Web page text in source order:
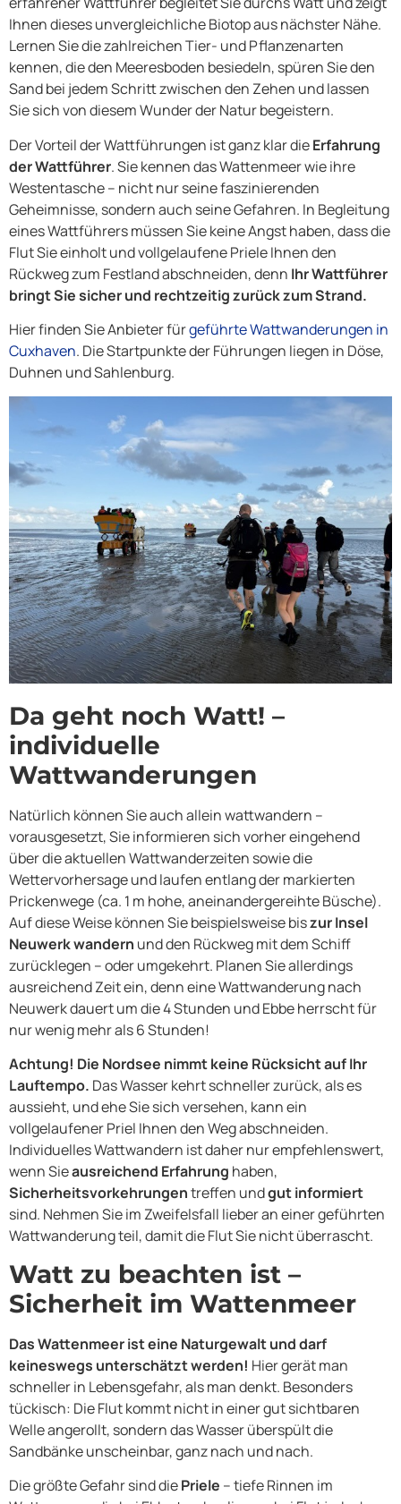
Ihnen dieses unvergleichliche Biotop aus nächster Nähe.
Lernen Sie die zahlreichen Tier- und Pflanzenarten
kennen, die den Meeresboden besiedeln, spüren Sie den
Sand bei jedem Schritt zwischen den Zehen und lassen
Sie sich von diesem Wunder der Natur begeistern.
Der Vorteil der Wattführungen ist ganz klar dieErfahrung
der Wattführer. Sie kennen das Wattenmeer wie ihre
Westentasche – nicht nur seine faszinierenden
Geheimnisse, sondern auch seine Gefahren. In Begleitung
eines Wattführers müssen Sie keine Angst haben, dass die
Flut Sie einholt und vollgelaufene Priele Ihnen den
Rückweg zum Festland abschneiden, denn Ihr Wattführer
bringt Sie sicher und rechtzeitig zurück zum Strand.
Hier finden Sie Anbieter fürgeführte Wattwanderungen in
Cuxhaven. Die Startpunkte der Führungen liegen in Döse,
Duhnen und Sahlenburg.
Da geht noch Watt! –
individuelle
Wattwanderungen
Natürlich können Sie auch allein wattwandern –
vorausgesetzt, Sie informieren sich vorher eingehend
über die aktuellen Wattwanderzeiten sowie die
Wettervorhersage und laufen entlang der markierten
Prickenwege (ca. 1 m hohe, aneinandergereihte Büsche).
Auf diese Weise können Sie beispielsweise biszur Insel
Neuwerk wandern und den Rückweg mit dem Schiff
zurücklegen – oder umgekehrt. Planen Sie allerdings
ausreichend Zeit ein, denn eine Wattwanderung nach
Neuwerk dauert um die 4 Stunden und Ebbe herrscht für
nur wenig mehr als 6 Stunden!
Achtung! Die Nordsee nimmt keine Rücksicht auf Ihr
Lauftempo. Das Wasser kehrt schneller zurück, als es
aussieht, und ehe Sie sich versehen, kann ein
vollgelaufener Priel Ihnen den Weg abschneiden.
Individuelles Wattwandern ist daher nur empfehlenswert,
wenn Sieausreichend Erfahrung haben,
Sicherheitsvorkehrungentreffen undgut informiert
sind. Nehmen Sie im Zweifelsfall lieber an einer geführten
Wattwanderung teil, damit die Flut Sie nicht überrascht.
Watt zu beachten ist –
Sicherheit im Wattenmeer
Das Wattenmeer ist eine Naturgewaltund darf
keineswegs unterschätzt werden! Hier gerät man
schneller in Lebensgefahr, als man denkt. Besonders
tückisch: Die Flut kommt nicht in einer gut sichtbaren
Welle angerollt, sondern das Wasser überspült die
Sandbänke unscheinbar, ganz nach und nach.
Die größte Gefahr sind diePriele – tiefe Rinnen im